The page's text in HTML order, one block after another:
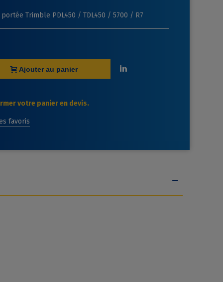
Trimble PDL450 / TDL450 / 5700 / R7
Ajouter au panier
votre panier en devis.
favoris